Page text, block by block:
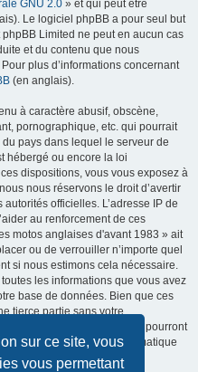
sur ce site, vous
vous permettant
GNU 2.0 » et qui peut être
Le logiciel phpBB a pour seul but
Limited ne peut en aucun cas
et du contenu que nous
plus d’informations concernant
(en anglais).
à caractère abusif, obscène,
pornographique, etc. qui pourrait
pays dans lequel le serveur de
hébergé ou encore la loi
dispositions, vous vous exposez à
nous réservons le droit d’avertir
officielles. L’adresse IP de
au renforcement de ces
motos anglaises d'avant 1983 » ait
ou de verrouiller n’importe quel
si nous estimons cela nécessaire.
les informations que vous avez
base de données. Bien que ces
tierce partie sans votre
1983 », ni phpBB, ne pourront
tentative de piratage informatique